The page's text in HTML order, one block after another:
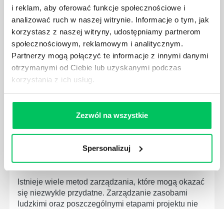
i reklam, aby oferować funkcje społecznościowe i
analizować ruch w naszej witrynie. Informacje o tym, jak
korzystasz z naszej witryny, udostępniamy partnerom
społecznościowym, reklamowym i analitycznym.
Partnerzy mogą połączyć te informacje z innymi danymi
otrzymanymi od Ciebie lub uzyskanymi podczas
korzystania z ich usług.
Zezwól na wszystkie
Spersonalizuj
JAK BRYGADZISTA MOŻE ROZWINĄĆ SWOJE
KOMPETENCJE MENEDŻERSKIE?
Menedżer to niezwykle ważne stanowisko w każdej
firmie. Osoba je pełniąca jest w pełni odpowiedzialna
za realizację działań podległych mu osób oraz
Istnieje wiele metod zarządzania, które mogą okazać
się niezwykle przydatne. Zarządzanie zasobami
ludzkimi oraz poszczególnymi etapami projektu nie